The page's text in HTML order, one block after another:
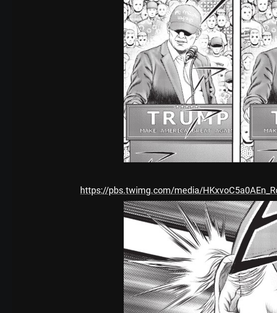
https://pbs.twimg.com/media/